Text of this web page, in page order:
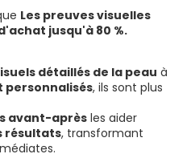
Les preuves visuelles
jusqu'à 80 %.
détaillés de la peau à
, ils sont plus
avant-aprèsles aider
résultats, transformant